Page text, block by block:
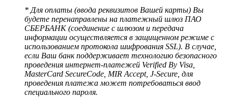
* Для оплаты (ввода реквизитов Вашей карты) Вы
будете перенаправлены на платежный шлюз ПАО
СБЕРБАНК (соединение с шлюзом и передача
информации осуществляется в защищенном режиме с
использованием протокола шифрования SSL). В случае,
если Ваш банк поддерживает технологию безопасного
проведения интернет-платежей Verified By Visa,
MasterCard SecureCode, MIR Accept, J-Secure, для
проведения платежа может потребоваться ввод
специального пароля.